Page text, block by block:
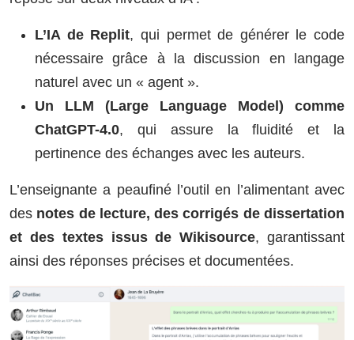
L’IA de Replit, qui permet de générer le code
nécessaire grâce à la discussion en langage
naturel avec un « agent ».
Un LLM (Large Language Model) comme
ChatGPT-4.0, qui assure la fluidité et la
pertinence des échanges avec les auteurs.
L’enseignante a peaufiné l’outil en l’alimentant avec
des notes de lecture, des corrigés de dissertation
et des textes issus de Wikisource, garantissant
ainsi des réponses précises et documentées.